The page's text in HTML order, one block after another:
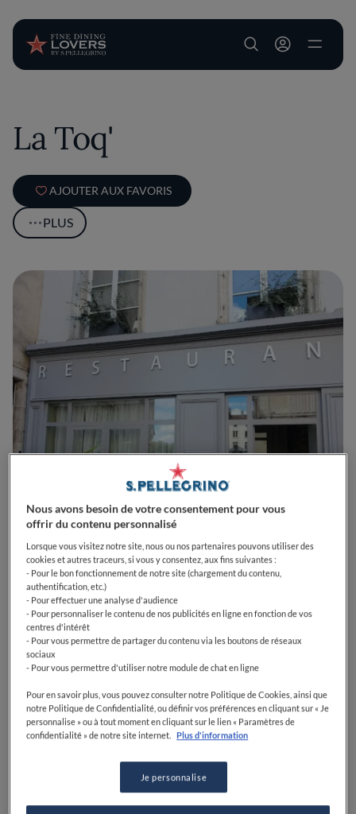
User account
La Toq'
AJOUTER AUX FAVORIS
PLUS
0 0 0 0 0
1 Rue Mgr Trouillet54000NancyFrance
CLOSED OpensMardi, 12:00-13:30, 19:30-21:00
VOIR HORAIRES D'OUVERTURE
PRIX
Nous avons besoin de votre consentement pour vous
offrir du contenu personnalisé
Lorsque vous visitez notre site, nous ou nos partenaires pouvons utiliser des
cookies et autres traceurs, si vous y consentez, aux fins suivantes :
- Pour le bon fonctionnement de notre site (chargement du contenu,
authentification, etc.)
- Pour effectuer une analyse d'audience
- Pour personnaliser le contenu de nos publicités en ligne en fonction de vos
centres d'intérêt
- Pour vous permettre de partager du contenu via les boutons de réseaux
sociaux
- Pour vous permettre d'utiliser notre module de chat en ligne
Pour en savoir plus, vous pouvez consulter notre Politique de Cookies, ainsi que
notre Politique de Confidentialité, ou définir vos préférences en cliquant sur « Je
personnalise » ou à tout moment en cliquant sur le lien « Paramètres de
confidentialité » de notre site internet.
Plus d'information
Je personnalise